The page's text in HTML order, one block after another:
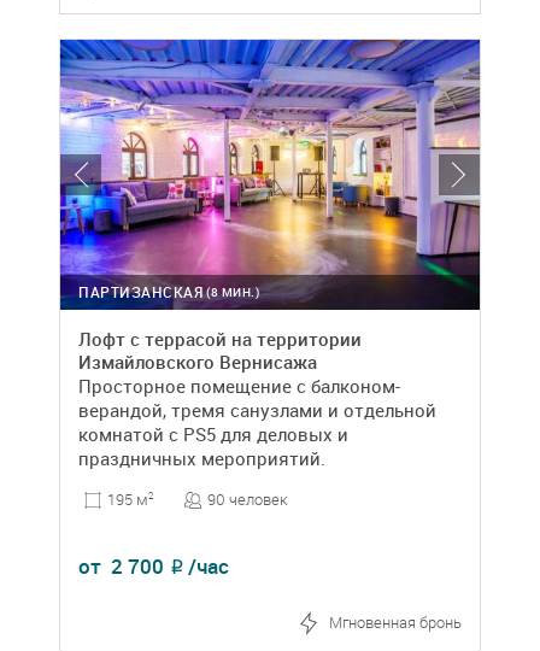
(8 МИН.)
ПАРТИЗАНСКАЯ
Лофт с террасой на территории
Измайловского Вернисажа
Просторное помещение с балконом-
верандой, тремя санузлами и отдельной
комнатой с PS5 для деловых и
праздничных мероприятий.
195 м2 90 человек
от 2 700 ₽ /час
Мгновенная бронь